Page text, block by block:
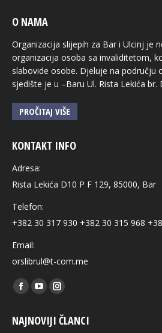
O NAMA
Organizacija slijepih za Bar i Ulcinj je
organizacija osoba sa invaliditetom,
slabovide osobe. Djeluje na području
sjedište je u –Baru Ul. Rista Lekića br.
PROČITAJ VIŠE
KONTAKT INFO
Adresa:
Rista Lekića D10 P F 129, 85000, Bar
Telefon:
+382 30 317 930 +382 30 315 968
Email:
orslibrul@t-com.me
Find us on:
Facebook
opens
YouTube
opens
Instagram
opens
NAJNOVIJI ČLANCI